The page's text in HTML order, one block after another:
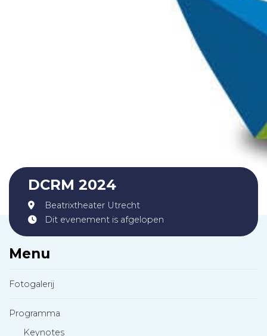
DCRM 2024
Beatrixtheater Utrecht
Dit evenement is afgelopen
Menu
Fotogalerij
Programma
Keynotes